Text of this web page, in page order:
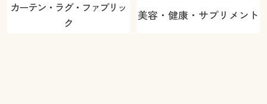
カーテン・ラグ・ファブリッ
ク
美容・健康・サプリメント